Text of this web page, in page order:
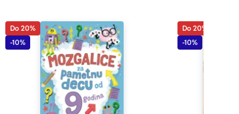
Do 20%
-10%
Do 20%
-10%